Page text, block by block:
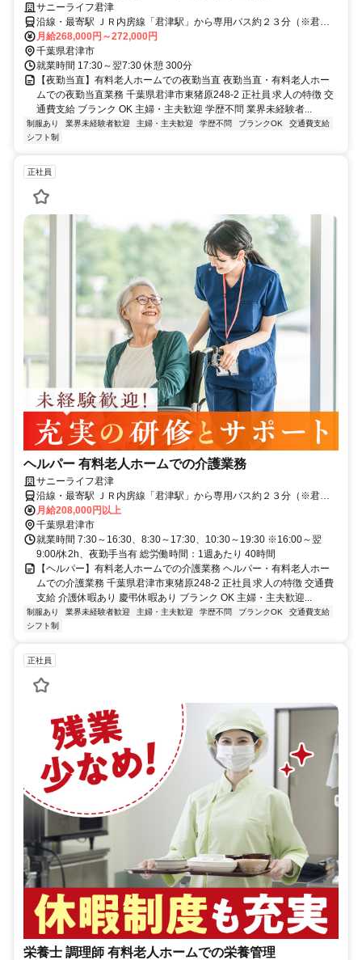
サニーライフ君津
沿線・最寄駅 ＪＲ内房線「君津駅」から専用バス約２３分（※君津
駅より送迎有）マイカー・バイク通勤可（無料駐車場有）
月給268,000円～272,000円
千葉県君津市
就業時間 17:30～翌7:30 休憩 300分
【夜勤当直】有料老人ホームでの夜勤当直 夜勤当直・有料老人ホー
ムでの夜勤当直業務 千葉県君津市東猪原248-2 正社員 求人の特徴 交
通費支給 ブランク OK 主婦・主夫歓迎 学歴不問 業界未経験者...
制服あり 業界未経験者歓迎 主婦・主夫歓迎 学歴不問 ブランクOK
交通費支給
シフト制
正社員
ヘルパー 有料老人ホームでの介護業務
サニーライフ君津
沿線・最寄駅 ＪＲ内房線「君津駅」から専用バス約２３分（※君津
駅より送迎有）マイカー・バイク通勤可（無料駐車場有）
月給208,000円以上
千葉県君津市
就業時間 7:30～16:30、8:30～17:30、10:30～19:30 ※16:00～翌
9:00/休2h、夜勤手当有 総労働時間：1週あたり 40時間
【ヘルパー】有料老人ホームでの介護業務 ヘルパー・有料老人ホー
ムでの介護業務 千葉県君津市東猪原248-2 正社員 求人の特徴 交通費
支給 介護休暇あり 慶弔休暇あり ブランク OK 主婦・主夫歓迎...
制服あり 業界未経験者歓迎 主婦・主夫歓迎 学歴不問 ブランクOK
交通費支給
シフト制
正社員
栄養士 調理師 有料老人ホームでの栄養管理